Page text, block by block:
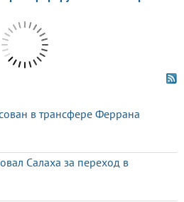
в трансфере Феррана
Салаха за переход в